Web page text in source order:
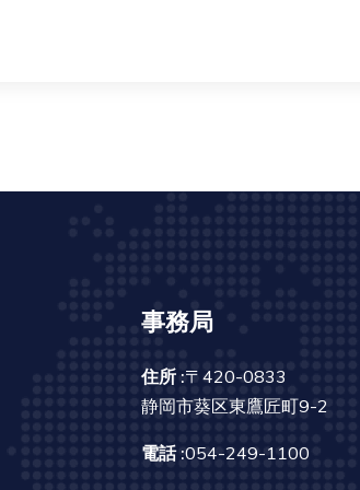
事務局
住所 :〒420-0833
静岡市葵区東鷹匠町9-2
電話 :054-249-1100